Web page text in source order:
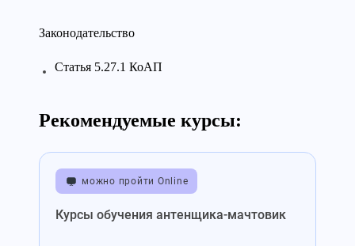
Законодательство
Статья 5.27.1 КоАП
Рекомендуемые курсы:
можно пройти Online
Курсы обучения антенщика-мачтовик